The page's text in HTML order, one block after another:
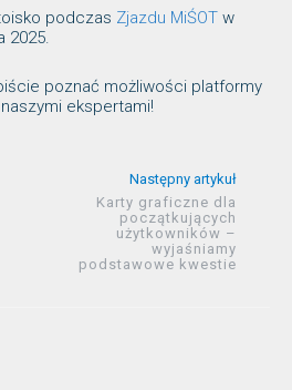
podczas Zjazdu MiŚOT w
2025.
poznać możliwości platformy
ekspertami!
Następny artykuł
Karty graficzne dla
początkujących
użytkowników –
wyjaśniamy
podstawowe kwestie